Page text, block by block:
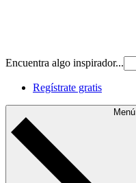
Encuentra algo inspirador...
Regístrate gratis
Menú